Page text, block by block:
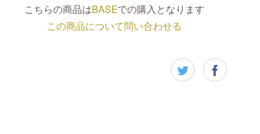
こちらの商品はBASEでの購入となります
この商品について問い合わせる